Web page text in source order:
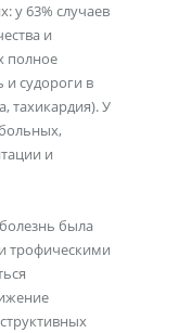
у 63% случаев
и
полное
и судороги в
тахикардия). У
и
была
трофическими